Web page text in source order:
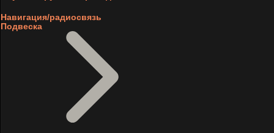
Навигация/радиосвязь
Подвеска